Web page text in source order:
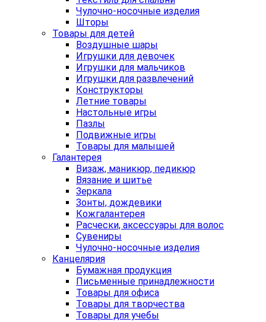
Чулочно-носочные изделия
Шторы
Товары для детей
Воздушные шары
Игрушки для девочек
Игрушки для мальчиков
Игрушки для развлечений
Конструкторы
Летние товары
Настольные игры
Пазлы
Подвижные игры
Товары для малышей
Галантерея
Визаж, маникюр, педикюр
Вязание и шитье
Зеркала
Зонты, дождевики
Кожгалантерея
Расчески, аксессуары для волос
Сувениры
Чулочно-носочные изделия
Канцелярия
Бумажная продукция
Письменные принадлежности
Товары для офиса
Товары для творчества
Товары для учебы